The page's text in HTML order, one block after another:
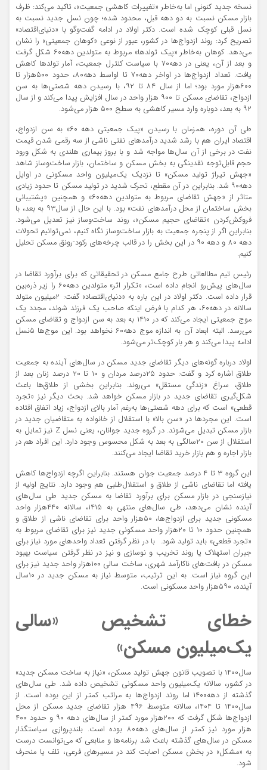
نسخه جدید کنونی اما به‌خاطر «تغییرات کاهشی جمعیت»، تاکید می‌کند: ظرف
بازار مسکن نسبت به دو دهه قبل، محدود شده؛ چون نسل جدید نسبت به
نسل قبلی کوچک شده است. دکتر اولاد در ادامه گفت‌وگو با «دنیای‌اقتصاد»
تصریح کرد: روند ازدواج‌ها در کشور، عبور از نوعی «کوهان جمعیتی» را نشان
می‌دهد. کوهان به‌خاطر «پیک تولدها» مربوط به متولدین دهه۶۰ شکل گرفت
و بعد از آن، یعنی در دهه۷۰ با سیاست کنترل جمعیت، آمار تولدها کاهش
یافت. تعداد ازدواج‌ها در اواخر دهه۷۰ تا اواسط دهه۸۰، حدود ۵۰۰هزار تا
۶۰۰هزار مورد بود؛ اما از سال ۸۴ تا ۹۲، با رسیدن دهه شصتی‌ها به سن
ازدواج، تقاضای مسکن تا ۹۰۰ هزار واحد در سال افزایش پیدا می‌کند و از سال
۹۲ به بعد، دوباره وارد مسیر کاهشی به سطح ۵۰۰ هزار می‌شود.
طی آن دوره، همزمان با رسیدن «پیک جمعیتی دهه ۶۰» به سن ازدواج،
اقتصاد ایران هم با رشد شدید درآمدهای نفتی ناشی از سه رقمی شدن قیمت
نفت در برخی از آن سال‌ها مواجه شد و با بروز بیماری هلندی به شکل ورود
حجم قابل‌توجه نقدینگی به بخش مسکن و ساختمان، بازار ساخت‌وساز شاهد
«جهش تیراژ تولید مسکن» تا نزدیک یک‌میلیون واحد مسکونی در اوایل
دهه۹۰ شد. بنابراین در آن مقطع، تحرک شدید در تولید مسکن تا حدود زیادی
متاثر از «جهش تقاضای مربوط به متولدین دهه۶۰» و همچنین «پشتیبانی
بخش ساختمان از محل درآمدهای نفت» بود. با این حال از سال۹۳ به بعد، با
فروکش‌کردن «تقاضای حجیم مسکن»، روند ساخت‌وساز نیز تعدیل می‌شود.
بنابراین اگر از پنجره جمعیت به بازار ساخت‌وساز نگاه کنیم، نمی‌توانیم تحولات
دهه ۸۰ و دهه ۹۰ در این بخش را در قالب چرخه‌های رکود-رونق مسکن تحلیل
کنیم.
رئیس تیم مطالعاتی طرح جامع مسکن در تحقیقاتی که برای برآورد تقاضا در
سال‌های پیش‌رو انجام داده است، «تکرار اثر» متولدین دهه۶۰ را زیر ذره‌بین
قرار داده است. دکتر اولاد در این باره به «دنیای‌اقتصاد» گفت: ۲‌میلیون متولد
سالانه در دهه۶۰، هر کدام با فرض اینکه صاحب یک فرزند شوند، مجدد یک
موج جمعیتی ایجاد می‌کند که در ۱۴۱۰ به بعد به سن ازدواج و تقاضای مسکن
می‌رسد. البته ابعاد آن به اندازه موج دهه۶۰ نخواهد بود. این موج‌ها ۵نسل
ادامه پیدا می‌کند و هر بار کوچک‌تر می‌‌شود.
اولاد درباره گونه‌های دیگر تقاضای جدید مسکن در سال‌های آینده به جمعیت
طلاق اشاره کرد و گفت: حدود ۲۵درصد مردان و ۱۰ تا ۲۰ درصد زنان بعد از
طلاق، سراغ «زندگی مستقل» می‌روند. بنابراین بخشی از طلاق‌ها باعث
شکل‌گیری تقاضای جدید در بازار مسکن خواهد شد. بحث دیگر نیز «تجرد
قطعی» است که برای دهه شصتی‌ها به‌رغم آمار بالای ازدواج، زیاد اتفاق افتاده
است. این مجردها در «سن بالا» با استقلال از خانواده به متقاضیان جدید در
بازار مسکن تبدیل می‌شوند. در گروه جدید جوانان، یعنی نسل Z نیز تمایل به
استقلال از سن ۲۰سالگی به بعد به شکل محسوس وجود دارد. این افراد هم در
بازار اجاره و هم بازار خرید تقاضا ایجاد می‌کنند.
این گروه ۳ تا ۴ درصد جمعیت جوان هستند. بنابراین اگرچه ازدواج‌ها کاهش
یافته اما تقاضای ناشی از طلاق و استقلال‌طلبی هم وجود دارد. نتایج اولیه از
نیازسنجی در بازار مسکن برای برآورد تقاضا به مسکن جدید طی سال‌های
آینده نشان می‌دهد، طی سال‌های منتهی به ۱۴۱۵، سالانه ۴۴۰هزار واحد
مسکونی جدید برای ازدواج‌ها، ۵۰هزار واحد برای تقاضای ناشی از طلاق و
همچنین حدود ۱۰ تا ۲۰هزار واحد مسکونی جدید نیز برای تقاضای مربوط به
«تجرد قطعی» باید تولید شود. با در نظر گرفتن تعداد واحدهای مورد نیاز برای
جبران استهلاک یا روند تخریب و نوسازی و نیز در نظر گرفتن سیاست بهبود
مسکن در بافت‌های ناکارآمد شهری، ساخت سالی ۱۰۰هزار واحد جدید نیز برای
این گروه نیاز است. به این ترتیب، متوسط نیاز به مسکن جدید در ۱۰سال
آینده، ۵۹۰هزار واحد مسکونی است.
خطای تشخیص «سالی
یک‌میلیون مسکن»
سال۱۴۰۰ با تصویب قانون جهش تولید مسکن، «نیاز به ساخت مسکن جدید»
در کشور، سالانه یک‌میلیون واحد مسکونی تشخیص داده شد. طی سال‌های
گذشته از دهه۱۴۰۰ اما روند ازدواج‌ها به مراتب کمتر از این بوده است. از
سال۱۴۰۰ تا ۱۴۰۴، سالانه متوسط ۴۹۶ هزار تقاضای جدید مسکن از محل
ازدواج‌ها شکل گرفت که ۲۰۰هزار مورد کمتر از سال‌های دهه ۹۰ و حدود ۴۰۰
هزار مورد نیز کمتر از سال‌های دهه۸۰ بوده است. بلندپروازی سیاستگذار
مسکن در سال‌های گذشته باعث شد برنامه‌ها و منابعی که می‌توانست درست
به «مشکل» در بخش مسکن اصابت کند در مسیرهای فرعی، تلف یا منحرف
شود.